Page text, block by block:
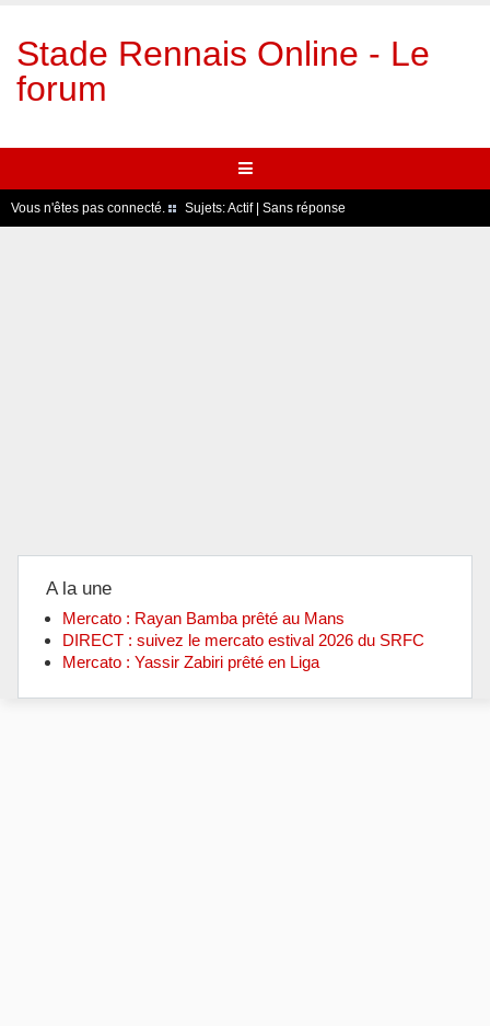
Stade Rennais Online - Le
forum
Vous n'êtes pas connecté. Sujets:Actif| Sans réponse
A la une
Mercato : Rayan Bamba prêté au Mans
DIRECT : suivez le mercato estival 2026 du SRFC
Mercato : Yassir Zabiri prêté en Liga